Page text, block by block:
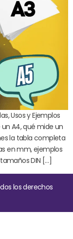
Usos y Ejemplos
A4, qué mide un
la tabla completa
en mm, ejemplos
DIN […]
los derechos